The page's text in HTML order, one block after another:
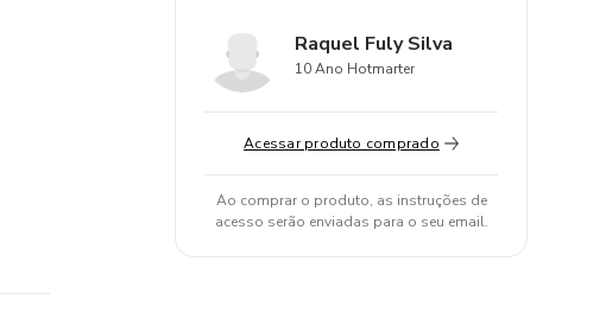
Raquel Fuly Silva
10 Ano Hotmarter
Acessar produto comprado
Ao comprar o produto, as instruções de
acesso serão enviadas para o seu email.